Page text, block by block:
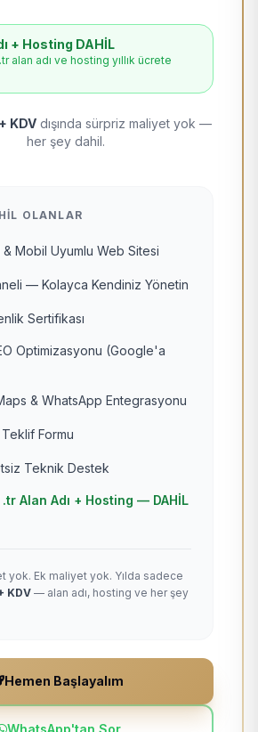
+ Hosting DAHİL
alan adı ve hosting yıllık ücrete
KDV dışında sürpriz maliyet yok —
her şey dahil.
OLANLAR
& Mobil Uyumlu Web Sitesi
— Kolayca Kendiniz Yönetin
Sertifikası
Optimizasyonu (Google'a
& WhatsApp Entegrasyonu
Formu
Teknik Destek
Alan Adı + Hosting — DAHİL
yok. Ek maliyet yok. Yılda sadece
KDV— alan adı, hosting ve her şey
Hemen Başlayalım
WhatsApp'tan Sor